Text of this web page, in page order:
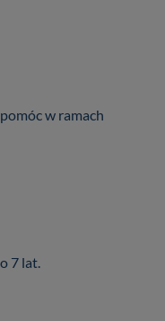
w ramach
7 lat.